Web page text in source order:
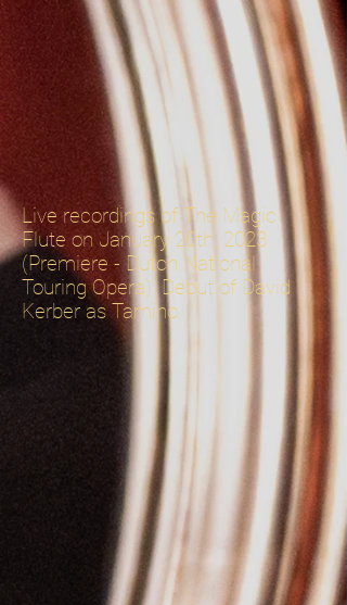
Live recordings of The Magic
Flute on January 20th, 2023
(Premiere - Dutch National
Touring Opera). Debut of David
Kerber as Tamino.